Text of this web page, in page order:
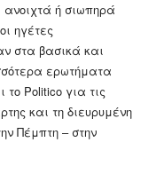
ανοιχτά ή σιωπηρά
ηγέτες
στα βασικά και
ερωτήματα
Politico για τις
και τη διευρυμένη
Πέμπτη – στην